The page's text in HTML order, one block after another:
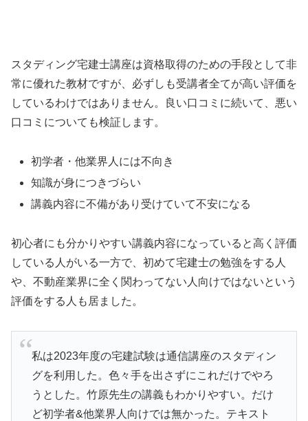
スタディング宅建士講座は資格取得のための手段として非
常に優れた教材ですが、必ずしも受講者全てが高い評価を
しているわけではありません。良い口コミに続いて、悪い
口コミについても検証します。
初学者・他業界人には不向き
知識が身につきづらい
講義内容に不備があり受けていて不安になる
初心者にも分かりやすい講義内容になっていると高く評価
している人がいる一方で、初めて宅建士の勉強をする人
や、不動産業界に全く関わってない人向けではないという
評価をする人も居ました。
私は2023年度の宅建試験は通信講座のスタディン
グを利用した。色々手を出さずにこれだけでやろ
うとした。竹原先生の講義もわかりやすい。だけ
ど初学者&他業界人向けでは無かった。テキスト